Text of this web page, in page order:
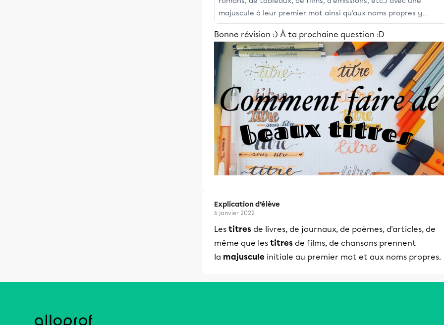
majuscule à leur premier mot ainsi qu’aux noms propres y
figurant, s’il y a lieu.
Bonne révision :) À ta prochaine question :D
Explication d’élève
6 janvier 2022
Les titres de livres, de journaux, de poèmes, d'articles, de
même que les titres de films, de chansons prennent
la majuscule initiale au premier mot et aux noms propres.